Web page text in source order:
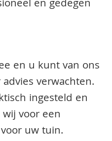
en gedegen
en u kunt van ons
verwachten.
ingesteld en
voor een
uw tuin.